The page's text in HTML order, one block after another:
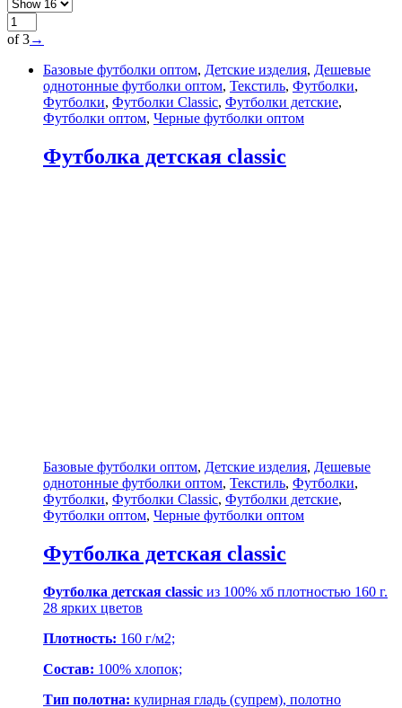
of 3→
Базовые футболки оптом, Детские изделия, Дешевые
однотонные футболки оптом, Текстиль, Футболки,
Футболки, Футболки Classic, Футболки детские,
Футболки оптом, Черные футболки оптом
Футболка детская classic
Базовые футболки оптом, Детские изделия, Дешевые
однотонные футболки оптом, Текстиль, Футболки,
Футболки, Футболки Classic, Футболки детские,
Футболки оптом, Черные футболки оптом
Футболка детская classic
Футболка детская classic из 100% хб плотностью 160 г.
28 ярких цветов
Плотность: 160 г/м2;
Состав: 100% хлопок;
Тип полотна: кулирная гладь (супрем), полотно